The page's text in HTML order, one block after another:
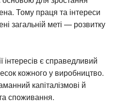
Тому праця та інтереси
загальній меті — розвитку
є справедливий
кожного у виробництво.
капіталізмові й
споживання.